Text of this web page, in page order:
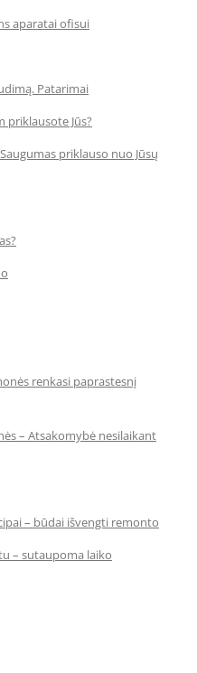
aparatai ofisui
Patarimai
priklausote Jūs?
priklauso nuo Jūsų
renkasi paprastesnį
– Atsakomybė nesilaikant
– būdai išvengti remonto
– sutaupoma laiko